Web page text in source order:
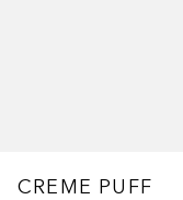
CREME PUFF